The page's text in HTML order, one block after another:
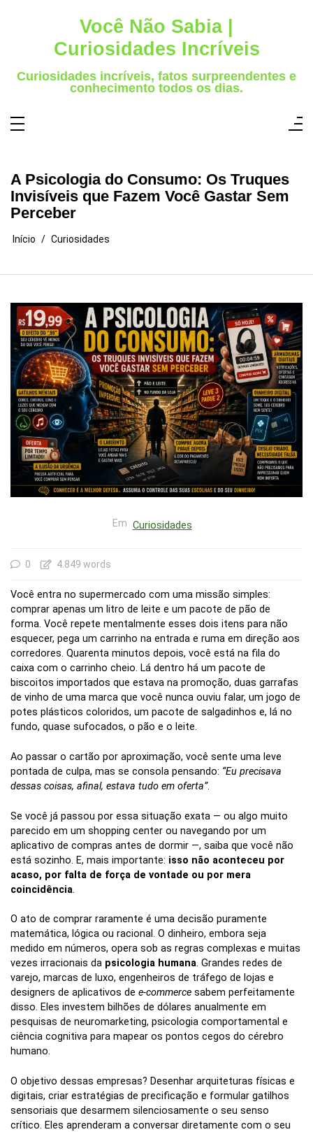
Você Não Sabia |
Curiosidades Incríveis
Curiosidades incríveis, fatos surpreendentes e
conhecimento todos os dias.
A Psicologia do Consumo: Os Truques
Invisíveis que Fazem Você Gastar Sem
Perceber
Início Curiosidades
Em Curiosidades
0 4.849 words
Você entra no supermercado com uma missão simples:
comprar apenas um litro de leite e um pacote de pão de
forma. Você repete mentalmente esses dois itens para não
esquecer, pega um carrinho na entrada e ruma em direção aos
corredores. Quarenta minutos depois, você está na fila do
caixa com o carrinho cheio. Lá dentro há um pacote de
biscoitos importados que estava na promoção, duas garrafas
de vinho de uma marca que você nunca ouviu falar, um jogo de
potes plásticos coloridos, um pacote de salgadinhos e, lá no
fundo, quase sufocados, o pão e o leite.
Ao passar o cartão por aproximação, você sente uma leve
pontada de culpa, mas se consola pensando: “Eu precisava
dessas coisas, afinal, estava tudo em oferta”.
Se você já passou por essa situação exata — ou algo muito
parecido em um shopping center ou navegando por um
aplicativo de compras antes de dormir —, saiba que você não
está sozinho. E, mais importante: isso não aconteceu por
acaso, por falta de força de vontade ou por mera
coincidência.
O ato de comprar raramente é uma decisão puramente
matemática, lógica ou racional. O dinheiro, embora seja
medido em números, opera sob as regras complexas e muitas
vezes irracionais da psicologia humana. Grandes redes de
varejo, marcas de luxo, engenheiros de tráfego de lojas e
designers de aplicativos de e-commerce sabem perfeitamente
disso. Eles investem bilhões de dólares anualmente em
pesquisas de neuromarketing, psicologia comportamental e
ciência cognitiva para mapear os pontos cegos do cérebro
humano.
O objetivo dessas empresas? Desenhar arquiteturas físicas e
digitais, criar estratégias de precificação e formular gatilhos
sensoriais que desarmem silenciosamente o seu senso
crítico. Eles aprenderam a conversar diretamente com o seu